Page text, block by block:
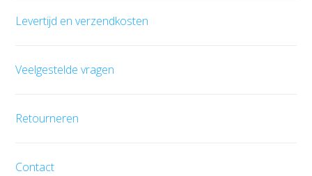
Levertijd en verzendkosten
Veelgestelde vragen
Retourneren
Contact